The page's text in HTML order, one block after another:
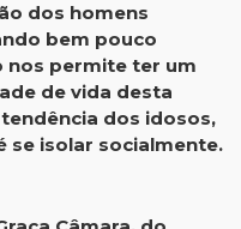
dos homens
bem pouco
nos permite ter um
de vida desta
dos idosos,
se isolar socialmente.